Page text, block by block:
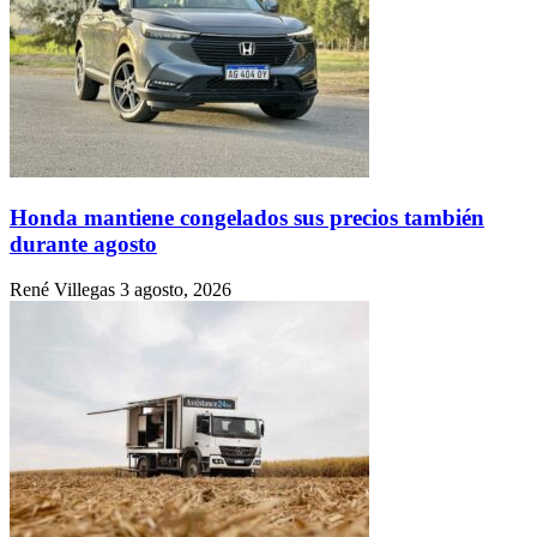
Honda mantiene congelados sus precios también
durante agosto
René Villegas 3 agosto, 2026